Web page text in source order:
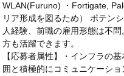
WLAN(Furuno) ・Fortigate,
リア形成を図るため） ポテン
人経験、前職の雇用形態は不
方も活躍できます。
【応募者属性】・インフラの
囲と積極的にコミュニケーシ